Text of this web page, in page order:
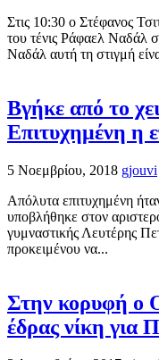
Στις 10:30 ο Στέφανος
του τένις Ράφαελ Ναδάλ
Ναδάλ αυτή τη στιγμή
Βγήκε από το
Επιτυχημένη η
5 Νοεμβρίου, 2018 gjouvi
Απόλυτα επιτυχημένη
υποβλήθηκε στον
γυμναστικής Λευτέρης
προκειμένου να...
Στην κορυφή ο
έδρας νίκη